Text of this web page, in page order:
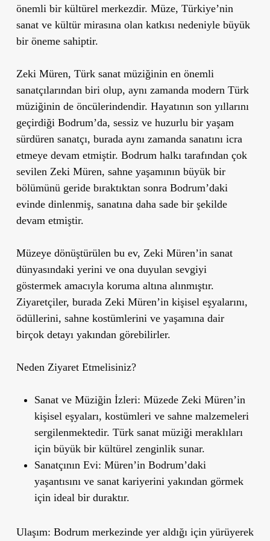
önemli bir kültürel merkezdir. Müze, Türkiye’nin
sanat ve kültür mirasına olan katkısı nedeniyle büyük
bir öneme sahiptir.
Zeki Müren, Türk sanat müziğinin en önemli
sanatçılarından biri olup, aynı zamanda modern Türk
müziğinin de öncülerindendir. Hayatının son yıllarını
geçirdiği Bodrum’da, sessiz ve huzurlu bir yaşam
sürdüren sanatçı, burada aynı zamanda sanatını icra
etmeye devam etmiştir. Bodrum halkı tarafından çok
sevilen Zeki Müren, sahne yaşamının büyük bir
bölümünü geride bıraktıktan sonra Bodrum’daki
evinde dinlenmiş, sanatına daha sade bir şekilde
devam etmiştir.
Müzeye dönüştürülen bu ev, Zeki Müren’in sanat
dünyasındaki yerini ve ona duyulan sevgiyi
göstermek amacıyla koruma altına alınmıştır.
Ziyaretçiler, burada Zeki Müren’in kişisel eşyalarını,
ödüllerini, sahne kostümlerini ve yaşamına dair
birçok detayı yakından görebilirler.
Neden Ziyaret Etmelisiniz?
Sanat ve Müziğin İzleri: Müzede Zeki Müren’in
kişisel eşyaları, kostümleri ve sahne malzemeleri
sergilenmektedir. Türk sanat müziği meraklıları
için büyük bir kültürel zenginlik sunar.
Sanatçının Evi: Müren’in Bodrum’daki
yaşantısını ve sanat kariyerini yakından görmek
için ideal bir duraktır.
Ulaşım: Bodrum merkezinde yer aldığı için yürüyerek